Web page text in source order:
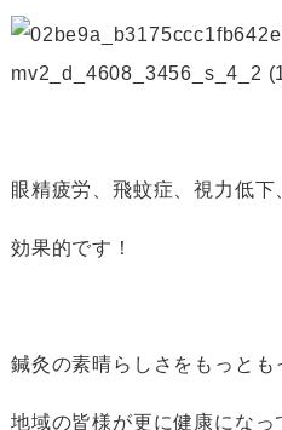
眼精疲労、飛蚊症、視力低下
効果的です！
鍼灸の素晴らしさをもっとも
地域の皆様が更に健康になっ